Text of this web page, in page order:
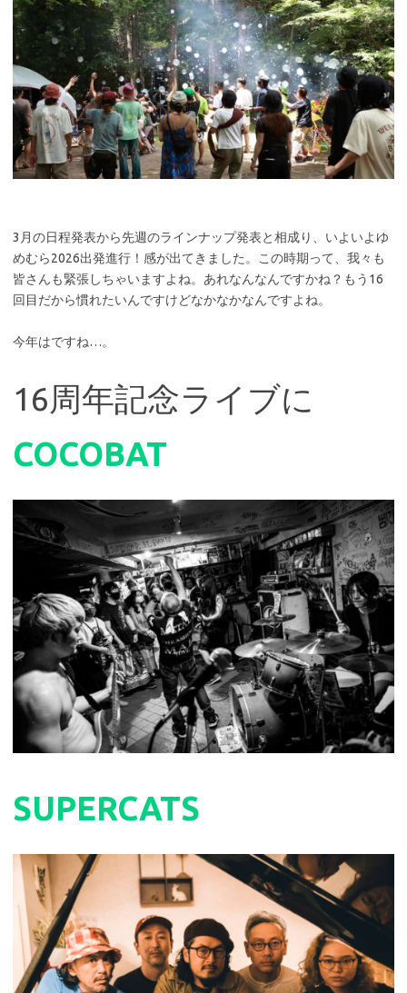
3月の日程発表から先週のラインナップ発表と相成り、いよいよゆ
めむら2026出発進行！感が出てきました。この時期って、我々も
皆さんも緊張しちゃいますよね。あれなんなんですかね？もう16
回目だから慣れたいんですけどなかなかなんですよね。
今年はですね…。
16周年記念ライブに
COCOBAT
SUPERCATS